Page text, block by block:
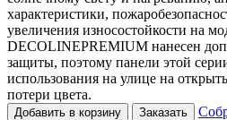
характеристики,
увеличения износостойкости на
DECOLINEPREMIUM нанесен
защиты, поэтому панели этой
использования на улице на
потери цвета.
Добавить в корзину Заказать